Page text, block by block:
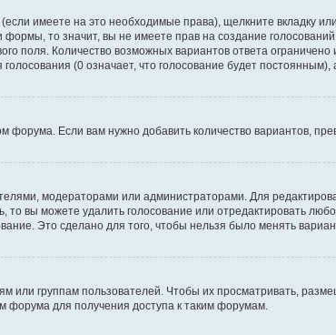
имеете на это необходимые права), щелкните вкладку
то значит, вы не имеете прав на создание
поля. Количество возможных вариантов ответа
(0 означает, что голосование будет
форума. Если вам нужно добавить количество вариантов,
модераторами или администраторами. Для
то вы можете удалить голосование или отредактировать
Это сделано для того, чтобы нельзя было менять
группам пользователей. Чтобы их просматривать,
форума для получения доступа к таким форумам.